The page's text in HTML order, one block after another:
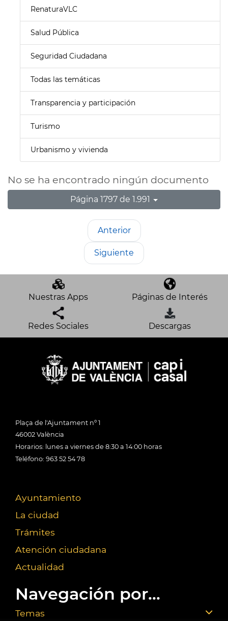
RenaturaVLC
Salud Pública
Seguridad Ciudadana
Todas las temáticas
Transparencia y participación
Turismo
Urbanismo y vivienda
No se ha encontrado ningún documento
Página 1797 de 1.991
Anterior
Siguiente
Nuestras Apps Páginas de Interés
Redes Sociales Descargas
Plaça de l'Ajuntament nº 1
46002 València
Horarios: lunes a viernes de 8:30 a 14:00 horas
Teléfono: 963 52 54 78
Ayuntamiento
La ciudad
Trámites
Atención ciudadana
Actualidad
Navegación por...
Temas